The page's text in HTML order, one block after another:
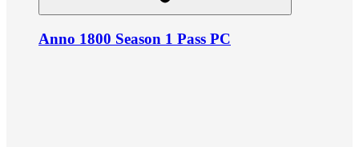
Anno 1800 Season 1 Pass PC